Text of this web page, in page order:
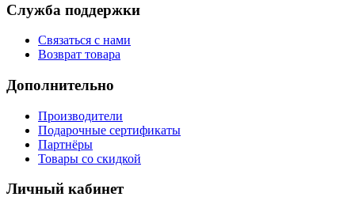
Служба поддержки
Связаться с нами
Возврат товара
Дополнительно
Производители
Подарочные сертификаты
Партнёры
Товары со скидкой
Личный кабинет